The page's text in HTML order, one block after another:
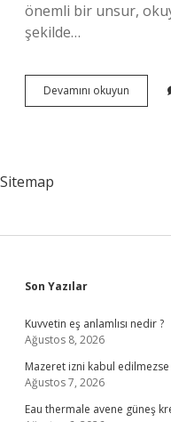
önemli bir unsur,
şekilde…
Devamını okuyun
Nedir
Sitemap
Sidebar
Son Yazılar
Kuvvetin eş anlamlısı nedir ?
Ağustos 8, 2026
Mazeret izni kabul
Ağustos 7, 2026
Eau thermale avene güneş